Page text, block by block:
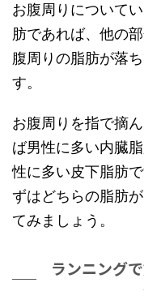
お腹周りについて
肪であれば、他の
腹周りの脂肪が落
す。
お腹周りを指で摘
ば男性に多い内臓
性に多い皮下脂肪
ずはどちらの脂肪
てみましょう。
ランニング